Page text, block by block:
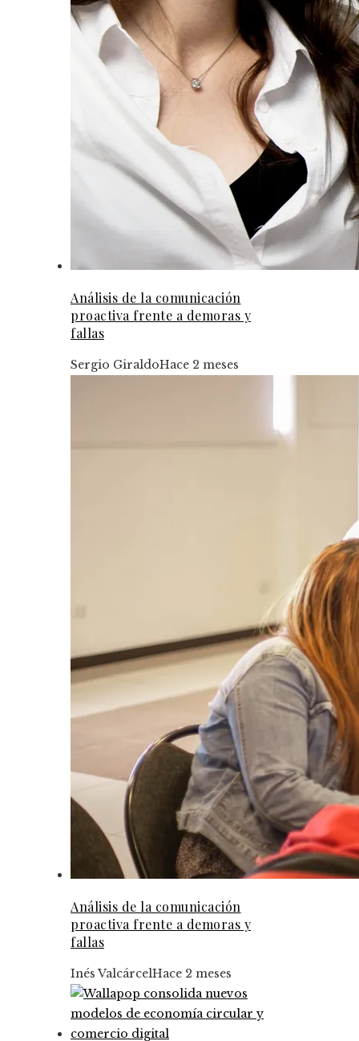
Análisis de la comunicación
proactiva frente a demoras y
fallas
Sergio GiraldoHace 2 meses
Análisis de la comunicación
proactiva frente a demoras y
fallas
Inés ValcárcelHace 2 meses